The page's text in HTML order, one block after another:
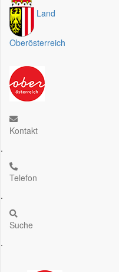
Land
Oberösterreich
Kontakt
.
Telefon
.
Suche
.